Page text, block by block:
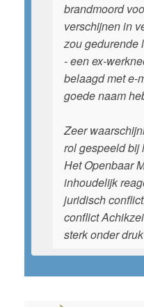
brandmoord
verschijnen in
zou gedurende
- een ex-
belaagd met e-
goede naam
Zeer
rol gespeeld bij
Het Openbaar
inhoudelijk
juridisch
conflict
sterk onder